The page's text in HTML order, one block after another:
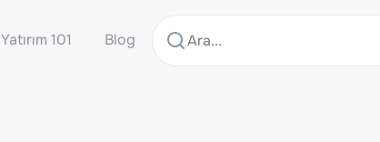
Yatırım 101 Blog